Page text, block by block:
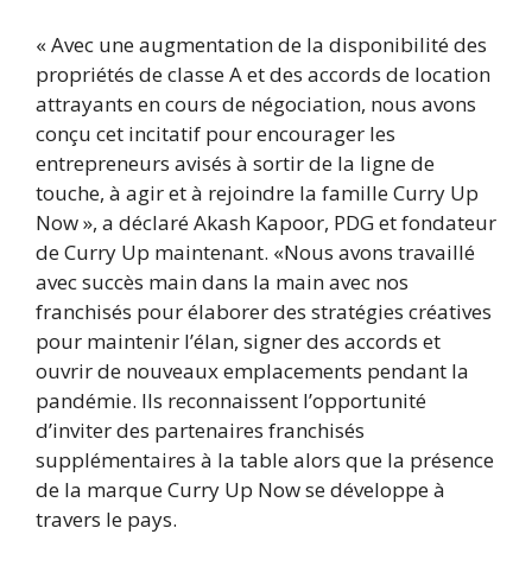
« Avec une augmentation de la disponibilité des
propriétés de classe A et des accords de location
attrayants en cours de négociation, nous avons
conçu cet incitatif pour encourager les
entrepreneurs avisés à sortir de la ligne de
touche, à agir et à rejoindre la famille Curry Up
Now », a déclaré Akash Kapoor, PDG et fondateur
de Curry Up maintenant. «Nous avons travaillé
avec succès main dans la main avec nos
franchisés pour élaborer des stratégies créatives
pour maintenir l’élan, signer des accords et
ouvrir de nouveaux emplacements pendant la
pandémie. Ils reconnaissent l’opportunité
d’inviter des partenaires franchisés
supplémentaires à la table alors que la présence
de la marque Curry Up Now se développe à
travers le pays.